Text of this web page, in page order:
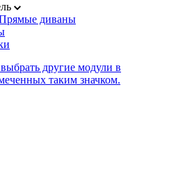
диваны
другие модули в
таким значком.